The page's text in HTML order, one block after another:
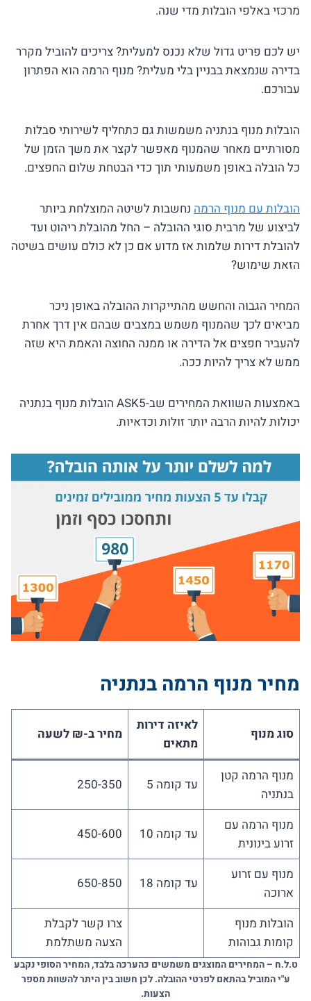
מרכזי באלפי הובלות מדי שנה.
יש לכם פריט גדול שלא נכנס למעלית? צריכים להוביל מקרר
בדירה שנמצאת בבניין בלי מעלית? מנוף הרמה הוא הפתרון
עבורכם.
הובלות מנוף בנתניה משמשות גם כתחליף לשירותי סבלות
מסורתיים מאחר שהמנוף מאפשר לקצר את משך הזמן של
כל הובלה באופן משמעותי תוך כדי הבטחת שלום החפצים.
הובלות עם מנוף הרמה נחשבות לשיטה המוצלחת ביותר
לביצוע של מרבית סוגי ההובלה – החל מהובלת ריהוט ועד
להובלת דירות שלמות אז מדוע אם כן לא כולם עושים בשיטה
הזאת שימוש?
המחיר הגבוה והחשש מהתייקרות ההובלה באופן ניכר
מביאים לכך שהמנוף משמש במצבים שבהם אין דרך אחרת
להעביר חפצים אל הדירה או ממנה החוצה והאמת היא שזה
ממש לא צריך להיות ככה.
באמצעות השוואת המחירים שב-ASK5 הובלות מנוף בנתניה
יכולות להיות הרבה יותר זולות וכדאיות.
מחיר מנוף הרמה בנתניה
סוג מנוף
לאיזה דירות
מתאים
מחיר ב-₪ לשעה
מנוף הרמה קטן
בנתניה
עד קומה 5 250-350
מנוף הרמה עם
זרוע בינונית
עד קומה 10 450-600
מנוף עם זרוע
ארוכה
עד קומה 18 650-850
הובלות מנוף
קומות גבוהות
צרו קשר לקבלת
הצעה משתלמת
ט.ל.ח – המחירים המוצגים משמשים כהערכה בלבד, המחיר הסופי נקבע
ע"י המוביל בהתאם לפרטי ההובלה. לכן חשוב בין היתר להשוות מספר
הצעות.